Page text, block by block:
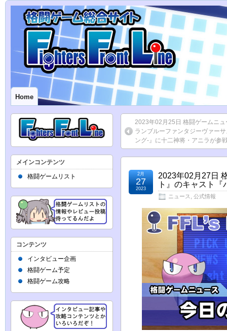
Home
2023年02月25日 格闘ゲームニ
ランブルーファンタジーヴァー
ング-』に十二神将・アニラが参
2023年02月27日
ト』のキャスト
ニュース 公式情報
2月
27
2023
メインコンテンツ
格闘ゲームリスト
コンテンツ
インタビュー企画
格闘ゲーム予定
格闘ゲーム攻略